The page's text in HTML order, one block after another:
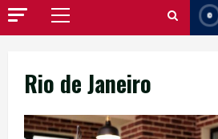
Primary
Rio de Janeiro